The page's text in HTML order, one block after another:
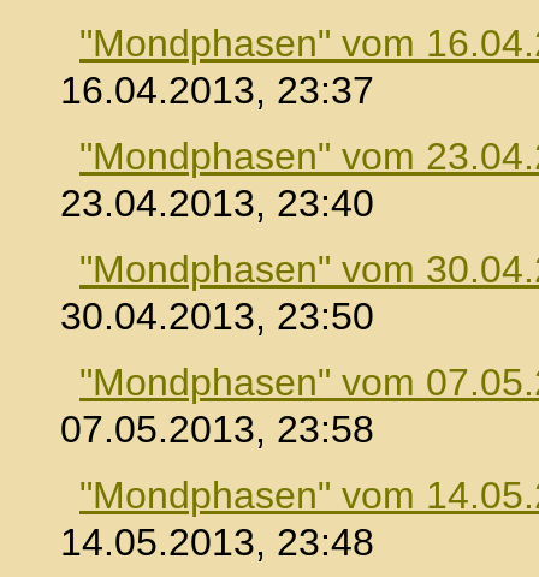
"Mondphasen" vom
16.04.2013, 23:37
"Mondphasen" vom
23.04.2013, 23:40
"Mondphasen" vom
30.04.2013, 23:50
"Mondphasen" vom
07.05.2013, 23:58
"Mondphasen" vom
14.05.2013, 23:48